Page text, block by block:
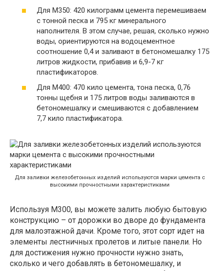
Для М350: 420 килограмм цемента перемешиваем
с тонной песка и 795 кг минерального
наполнителя. В этом случае, решая, сколько нужно
воды, ориентируются на водоцементное
соотношение 0,4 и заливают в бетономешалку 175
литров жидкости, прибавив и 6,9-7 кг
пластификаторов.
Для М400: 470 кило цемента, тона песка, 0,76
тонны щебня и 175 литров воды заливаются в
бетономешалку и смешиваются с добавлением
7,7 кило пластификатора.
Для заливки железобетонных изделий используются марки цемента с
высокими прочностными характеристиками
Используя М300, вы можете залить любую бытовую
конструкцию – от дорожки во дворе до фундамента
для малоэтажной дачи. Кроме того, этот сорт идет на
элементы лестничных пролетов и литые панели. Но
для достижения нужно прочности нужно знать,
сколько и чего добавлять в бетономешалку, и